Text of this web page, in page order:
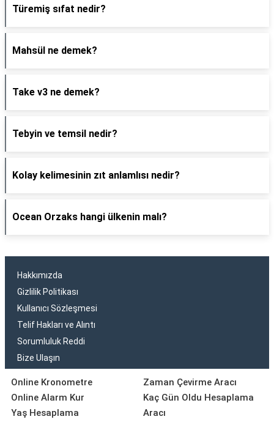
Türemiş sıfat nedir?
Mahsül ne demek?
Take v3 ne demek?
Tebyin ve temsil nedir?
Kolay kelimesinin zıt anlamlısı nedir?
Ocean Orzaks hangi ülkenin malı?
Hakkımızda
Gizlilik Politikası
Kullanıcı Sözleşmesi
Telif Hakları ve Alıntı
Sorumluluk Reddi
Bize Ulaşın
Online Kronometre
Online Alarm Kur
Yaş Hesaplama
Zaman Çevirme Aracı
Kaç Gün Oldu Hesaplama
Aracı